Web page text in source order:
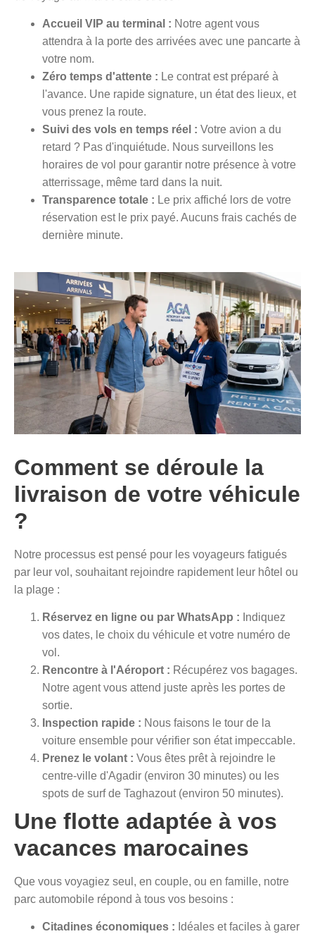
Accueil VIP au terminal : Notre agent vous
attendra à la porte des arrivées avec une pancarte à
votre nom.
Zéro temps d'attente : Le contrat est préparé à
l'avance. Une rapide signature, un état des lieux, et
vous prenez la route.
Suivi des vols en temps réel : Votre avion a du
retard ? Pas d'inquiétude. Nous surveillons les
horaires de vol pour garantir notre présence à votre
atterrissage, même tard dans la nuit.
Transparence totale : Le prix affiché lors de votre
réservation est le prix payé. Aucuns frais cachés de
dernière minute.
Comment se déroule la
livraison de votre véhicule
?
Notre processus est pensé pour les voyageurs fatigués
par leur vol, souhaitant rejoindre rapidement leur hôtel ou
la plage :
Réservez en ligne ou par WhatsApp : Indiquez
vos dates, le choix du véhicule et votre numéro de
vol.
Rencontre à l'Aéroport : Récupérez vos bagages.
Notre agent vous attend juste après les portes de
sortie.
Inspection rapide : Nous faisons le tour de la
voiture ensemble pour vérifier son état impeccable.
Prenez le volant : Vous êtes prêt à rejoindre le
centre-ville d'Agadir (environ 30 minutes) ou les
spots de surf de Taghazout (environ 50 minutes).
Une flotte adaptée à vos
vacances marocaines
Que vous voyagiez seul, en couple, ou en famille, notre
parc automobile répond à tous vos besoins :
Citadines économiques : Idéales et faciles à garer